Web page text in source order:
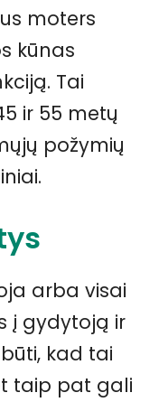
moters
kūnas
Tai
ir 55 metų
požymių
arba visai
į gydytoją ir
kad tai
taip pat gali